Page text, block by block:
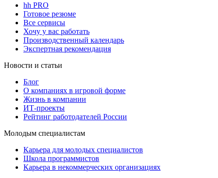
hh PRO
Готовое резюме
Все сервисы
Хочу у вас работать
Производственный календарь
Экспертная рекомендация
Новости и статьи
Блог
О компаниях в игровой форме
Жизнь в компании
ИТ-проекты
Рейтинг работодателей России
Молодым специалистам
Карьера для молодых специалистов
Школа программистов
Карьера в некоммерческих организациях